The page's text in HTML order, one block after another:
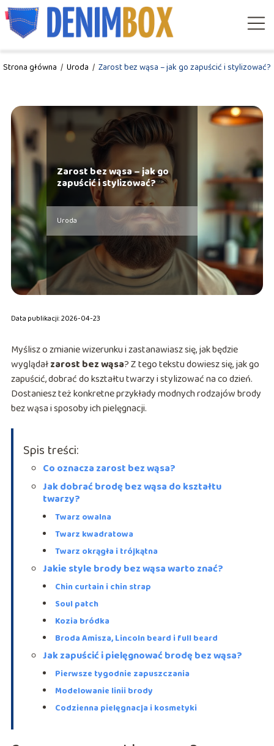
Strona główna / Uroda / Zarost bez wąsa – jak go zapuścić i stylizować?
Zarost bez wąsa – jak go
zapuścić i stylizować?
Uroda
Data publikacji: 2026-04-23
Myślisz o zmianie wizerunku i zastanawiasz się, jak będzie
wyglądałzarost bez wąsa? Z tego tekstu dowiesz się, jak go
zapuścić, dobrać do kształtu twarzy i stylizować na co dzień.
Dostaniesz też konkretne przykłady modnych rodzajów brody
bez wąsa i sposoby ich pielęgnacji.
Spis treści:
Co oznacza zarost bez wąsa?
Jak dobrać brodę bez wąsa do kształtu
twarzy?
Twarz owalna
Twarz kwadratowa
Twarz okrągła i trójkątna
Jakie style brody bez wąsa warto znać?
Chin curtain i chin strap
Soul patch
Kozia bródka
Broda Amisza, Lincoln beard i full beard
Jak zapuścić i pielęgnować brodę bez wąsa?
Pierwsze tygodnie zapuszczania
Modelowanie linii brody
Codzienna pielęgnacja i kosmetyki